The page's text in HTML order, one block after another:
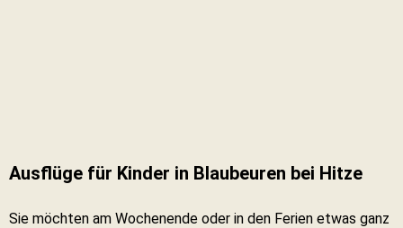
Ausflüge für Kinder in Blaubeuren bei Hitze
Sie möchten am Wochenende oder in den Ferien etwas ganz